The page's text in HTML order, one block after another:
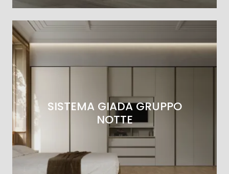
SISTEMA GIADA GRUPPO
NOTTE